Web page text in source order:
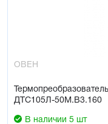
ОВЕН
ДТС105Л-50М.В3.160
В наличии 5 шт